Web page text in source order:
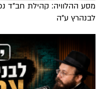
מסע ההלוויה: קהילת חב"ד
לבנהרץ ע"ה